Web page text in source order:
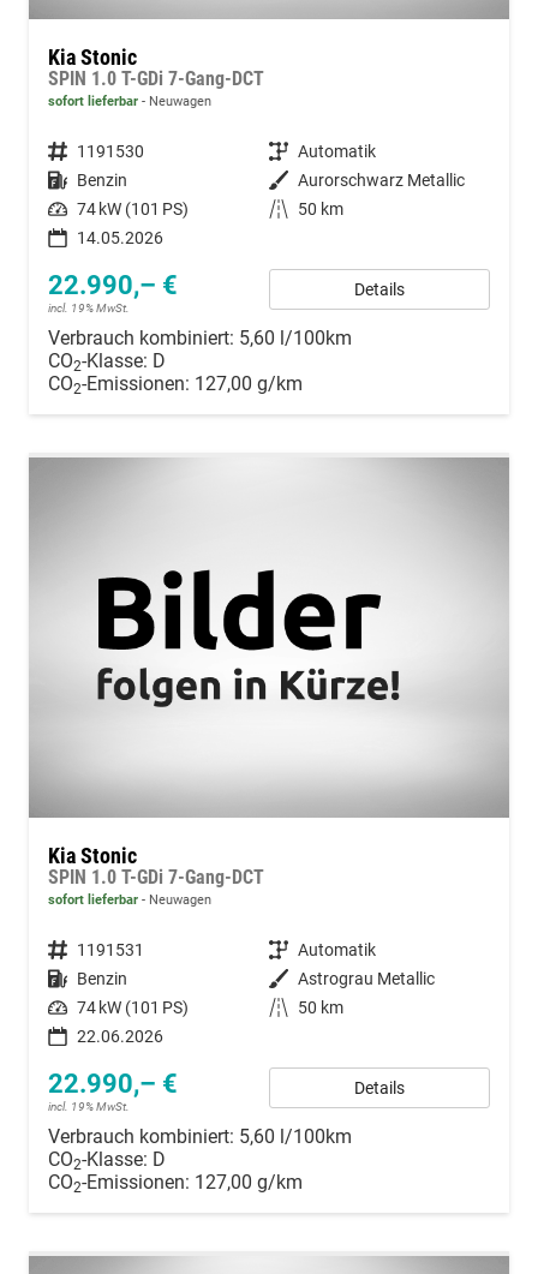
Kia Stonic
SPIN 1.0 T-GDi 7-Gang-DCT
sofort lieferbar Neuwagen
Fahrzeugnummer 1191530 Getriebe Automatik
Kraftstoff Benzin Außenfarbe Aurorschwarz Metallic
Leistung 74 kW (101 PS) Kilometerstand
50 km
14.05.2026
22.990,– €
incl. 19% MwSt.
Details
Verbrauch kombiniert: 5,60 l/100km
CO2-Klasse: D
CO2-Emissionen: 127,00 g/km
Kia Stonic
SPIN 1.0 T-GDi 7-Gang-DCT
sofort lieferbar Neuwagen
Fahrzeugnummer 1191531 Getriebe Automatik
Kraftstoff Benzin Außenfarbe Astrograu Metallic
Leistung 74 kW (101 PS) Kilometerstand
50 km
22.06.2026
22.990,– €
incl. 19% MwSt.
Details
Verbrauch kombiniert: 5,60 l/100km
CO2-Klasse: D
CO2-Emissionen: 127,00 g/km